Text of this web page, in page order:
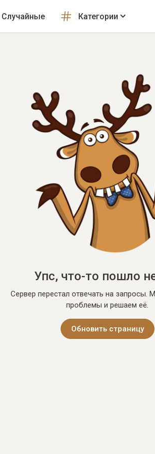
Случайные Категории
Упс, что-то пошло
Сервер перестал отвечать на запросы.
проблемы и решаем её.
Обновить страницу